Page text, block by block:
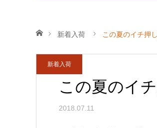
ホーム新着入荷 この夏のイチ押
新着入荷
この夏のイ
2018.07.11